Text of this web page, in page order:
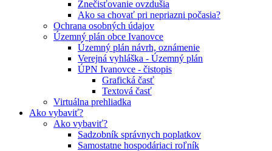
Znečisťovanie ovzdušia
Ako sa chovať pri nepriazni počasia?
Ochrana osobných údajov
Územný plán obce Ivanovce
Územný plán návrh, oznámenie
Verejná vyhláška - Územný plán
ÚPN Ivanovce - čistopis
Grafická časť
Textová časť
Virtuálna prehliadka
Ako vybaviť?
Ako vybaviť?
Sadzobník správnych poplatkov
Samostatne hospodáriaci roľník